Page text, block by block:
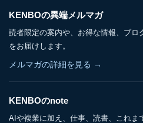
KENBOの異端メルマガ
読者限定の案内や、お得な情報、ブロ
をお届けします。
メルマガの詳細を見る →
KENBOのnote
AIや複業に加え、仕事、読書、これま